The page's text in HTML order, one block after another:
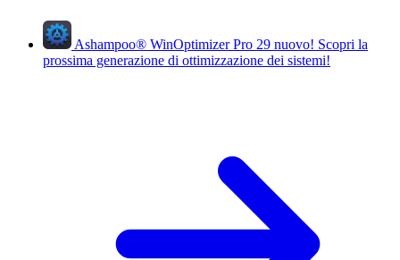
Ashampoo® WinOptimizer Pro 29 nuovo! Scopri la
prossima generazione di ottimizzazione dei sistemi!